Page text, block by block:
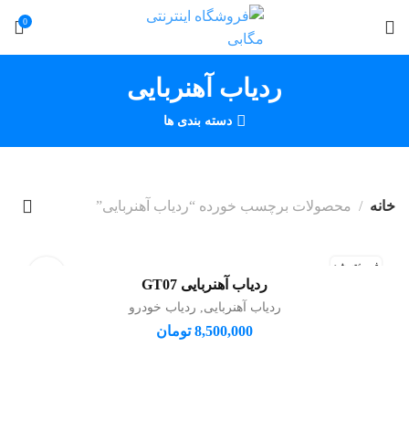
0
ردیاب آهنربایی
دسته بندی ها
خانه محصولات برچسب خورده “ردیاب آهنربایی”
فروخته شد
اطلاعات بیشتر
ردیاب آهنربایی GT07
ردیاب آهنربایی ردیاب خودرو
8,500,000 تومان